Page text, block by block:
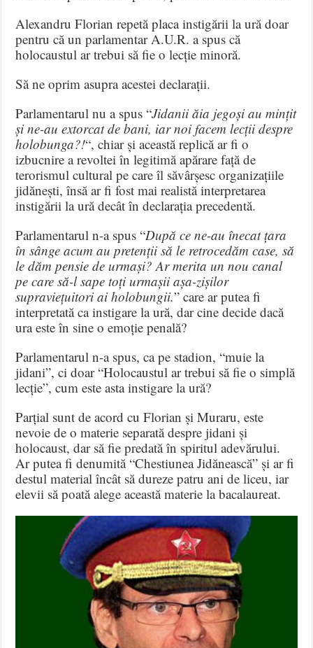
Alexandru Florian repetă placa instigării la ură doar
pentru că un parlamentar A.U.R. a spus că
holocaustul ar trebui să fie o lecție minoră.
Să ne oprim asupra acestei declarații.
Parlamentarul nu a spus “Jidanii ăia jegoși au mințit
și ne-au extorcat de bani, iar noi facem lecții despre
holobunga?!“, chiar și această replică ar fi o
izbucnire a revoltei în legitimă apărare față de
terorismul cultural pe care îl săvârșesc organizațiile
jidănești, însă ar fi fost mai realistă interpretarea
instigării la ură decât în declarația precedentă.
Parlamentarul n-a spus “După ce ne-au înecat țara
în sânge acum au pretenții să le retrocedăm case, să
le dăm pensie de urmași? Ar merita un nou canal
pe care să-l sape toți urmașii așa-zișilor
supraviețuitori ai holobungii.” care ar putea fi
interpretată ca instigare la ură, dar cine decide dacă
ura este în sine o emoție penală?
Parlamentarul n-a spus, ca pe stadion, “muie la
jidani”, ci doar “Holocaustul ar trebui să fie o simplă
lecție”, cum este asta instigare la ură?
Parțial sunt de acord cu Florian și Muraru, este
nevoie de o materie separată despre jidani și
holocaust, dar să fie predată în spiritul adevărului.
Ar putea fi denumită “Chestiunea Jidănească” și ar fi
destul material încât să dureze patru ani de liceu, iar
elevii să poată alege această materie la bacalaureat.